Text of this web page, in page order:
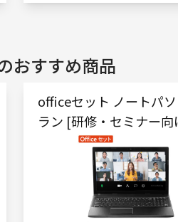
おすすめ商品
officeセット ノートパ
ラン [研修・セミナー向